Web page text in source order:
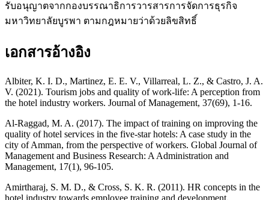
รับอนุญาตจากกองบรรณาธิการวารสารการจัดการธุรกิจ
มหาวิทยาลัยบูรพา ตามกฎหมายว่าด้วยลิขสิทธิ์
เอกสารอ้างอิง
Albiter, K. I. D., Martinez, E. E. V., Villarreal, L. Z., & Castro, J. A.
V. (2021). Tourism jobs and quality of work-life: A perception from
the hotel industry workers. Journal of Management, 37(69), 1-16.
Al-Raggad, M. A. (2017). The impact of training on improving the
quality of hotel services in the five-star hotels: A case study in the
city of Amman, from the perspective of workers. Global Journal of
Management and Business Research: A Administration and
Management, 17(1), 96-105.
Amirtharaj, S. M. D., & Cross, S. K. R. (2011). HR concepts in the
hotel industry towards employee training and development.